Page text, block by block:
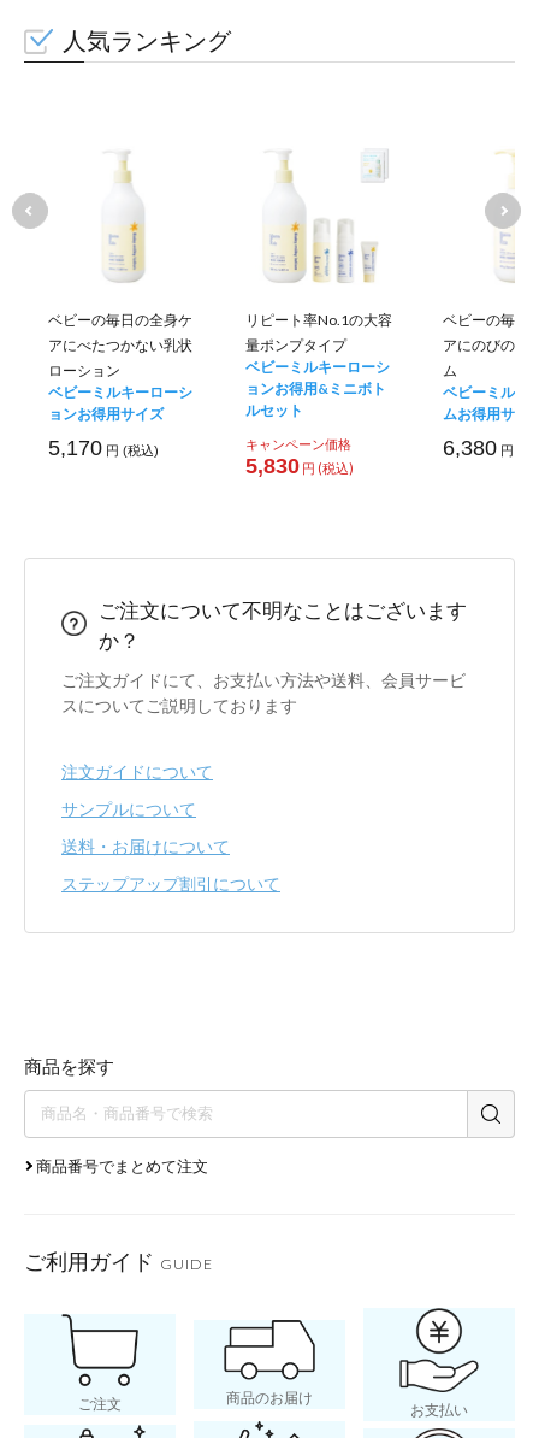
人気ランキング
ベビーの毎日の全身ケ
アにべたつかない乳状
ローション
ベビーミルキーローシ
ョンお得用サイズ
5,170 円 (税込)
リピート率No.1の大容
量ポンプタイプ
ベビーミルキーローシ
ョンお得用&ミニボト
ルセット
キャンペーン価格
5,830 円 (税込)
ベビーの毎日
アにのびのい
ム
ベビーミルキ
ムお得用サイ
6,380 円 (税
ご注文について不明なことはございます
か？
ご注文ガイドにて、お支払い方法や送料、会員サービ
スについてご説明しております
注文ガイドについて
サンプルについて
送料・お届けについて
ステップアップ割引について
商品を探す
商品番号でまとめて注文
ご利用ガイド GUIDE
ご注文 商品のお届け
お支払い